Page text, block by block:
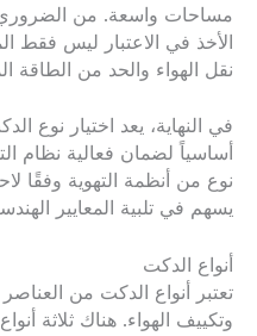
مساحات واسعة. من الضروري
الأخذ في الاعتبار ليس فقط
نقل الهواء والحد من
في النهاية، يعد اختيار نوع
أساسياً لضمان فعالية نظام
نوع من أنظمة التهوية وفقًا
يسهم في تلبية المعايير
أنواع الدكت
تعتبر أنواع الدكت من
وتكييف الهواء. هناك ثلاثة